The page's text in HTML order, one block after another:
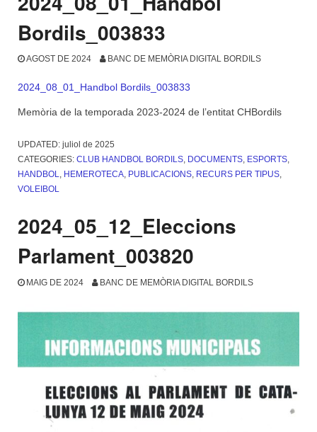
Bordils_003833
AGOST DE 2024 BANC DE MEMÒRIA DIGITAL BORDILS
2024_08_01_Handbol Bordils_003833
Memòria de la temporada 2023-2024 de l’entitat CHBordils
UPDATED: juliol de 2025
CATEGORIES: CLUB HANDBOL BORDILS, DOCUMENTS, ESPORTS,
HANDBOL, HEMEROTECA, PUBLICACIONS, RECURS PER TIPUS,
VOLEIBOL
2024_05_12_Eleccions
Parlament_003820
MAIG DE 2024 BANC DE MEMÒRIA DIGITAL BORDILS